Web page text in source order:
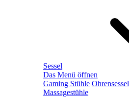
Sessel
Das Menü öffnen
Gaming Stühle Ohrensessel
Massagestühle